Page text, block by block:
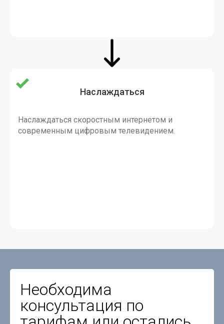
Наслаждаться
Наслаждаться скоростным интернетом и
современным цифровым телевидением.
Необходима
консультация по